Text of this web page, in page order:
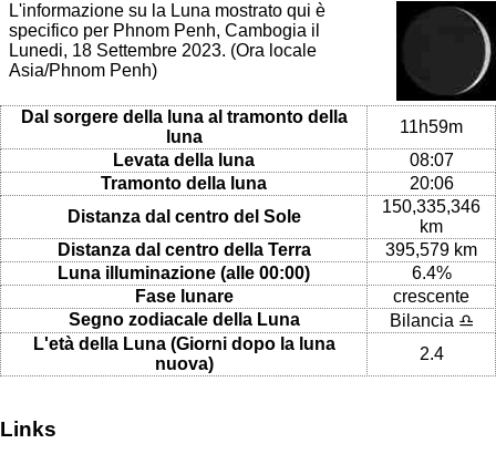
L'informazione su la Luna mostrato qui è
specifico per Phnom Penh, Cambogia il
Lunedi, 18 Settembre 2023. (Ora locale
Asia/Phnom Penh)
Dal sorgere della luna al tramonto della
luna
11h59m
Levata della luna
08:07
Tramonto della luna
20:06
Distanza dal centro del Sole
150,335,346
km
Distanza dal centro della Terra
395,579 km
Luna illuminazione (alle 00:00)
6.4%
Fase lunare
crescente
Segno zodiacale della Luna
Bilancia ♎
L'età della Luna (Giorni dopo la luna
nuova)
2.4
Links